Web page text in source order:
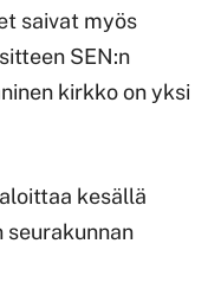
saivat myös
SEN:n
kirkko on yksi
kesällä
seurakunnan